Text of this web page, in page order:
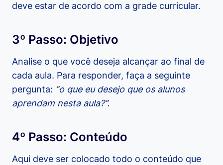
deve estar de acordo com a grade curricular.
3º Passo: Objetivo
Analise o que você deseja alcançar ao final de
cada aula. Para responder, faça a seguinte
pergunta: “o que eu desejo que os alunos
aprendam nesta aula?”.
4º Passo: Conteúdo
Aqui deve ser colocado todo o conteúdo que